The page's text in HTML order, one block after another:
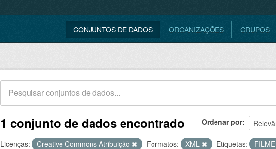
CONJUNTOS DE DADOS ORGANIZAÇÕES GRUPOS
Ordenar por
1 conjunto de dados encontrado
Licenças: Creative Commons Atribuição Formatos: XML Etiquetas:
FILME